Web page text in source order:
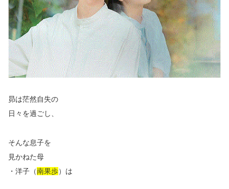
昴は茫然自失の
日々を過ごし、
そんな息子を
見かねた母
・洋子（南果歩）は